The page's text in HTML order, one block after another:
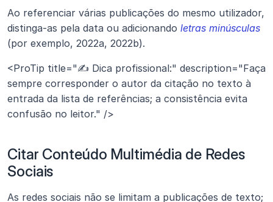
Ao referenciar várias publicações do mesmo utilizador,
distinga-as pela data ou adicionando letras minúsculas
(por exemplo, 2022a, 2022b).
<ProTip title="✍️ Dica profissional:" description="Faça
sempre corresponder o autor da citação no texto à
entrada da lista de referências; a consistência evita
confusão no leitor." />
Citar Conteúdo Multimédia de Redes
Sociais
As redes sociais não se limitam a publicações de texto;